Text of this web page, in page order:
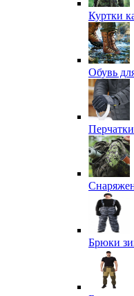
Куртки
Обувь
Брюки